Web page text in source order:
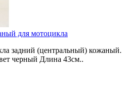
для мотоцикла
задний (центральный) кожаный.
черный Длина 43см..